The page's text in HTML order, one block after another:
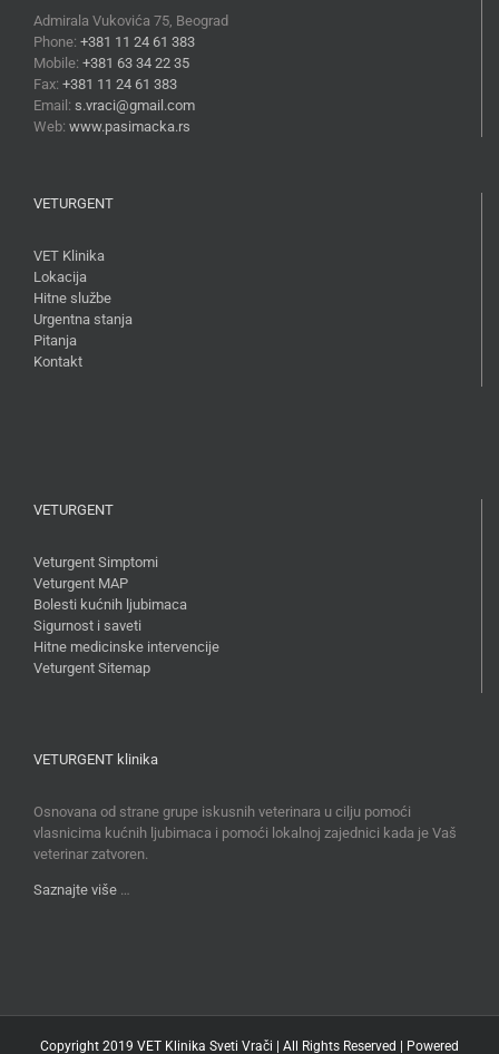
Admirala Vukovića 75, Beograd
Phone: +381 11 24 61 383
Mobile: +381 63 34 22 35
Fax: +381 11 24 61 383
Email: s.vraci@gmail.com
Web: www.pasimacka.rs
VETURGENT
VET Klinika
Lokacija
Hitne službe
Urgentna stanja
Pitanja
Kontakt
VETURGENT
Veturgent Simptomi
Veturgent MAP
Bolesti kućnih ljubimaca
Sigurnost i saveti
Hitne medicinske intervencije
Veturgent Sitemap
VETURGENT klinika
Osnovana od strane grupe iskusnih veterinara u cilju pomoći
vlasnicima kućnih ljubimaca i pomoći lokalnoj zajednici kada je Vaš
veterinar zatvoren.
Saznajte više …
Copyright 2019 VET Klinika Sveti Vrači | All Rights Reserved | Powered